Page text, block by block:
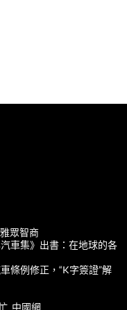
眾智商
車集》出書：在地球的各
條例修正，“K字簽證”解
_中國網